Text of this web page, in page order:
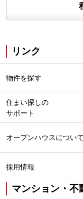
リンク
物件を探す
住まい探しの
サポート
オープンハウスについて
採用情報
マンション・不